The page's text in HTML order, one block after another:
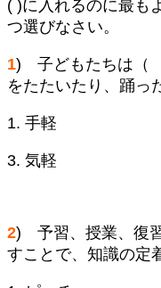
( )に入れるのに最も
つ選びなさい。
1) 子どもたちは
をたたいたり、踊っ
1. 手軽
3. 気軽
2) 予習、授業、
すことで、知識の定